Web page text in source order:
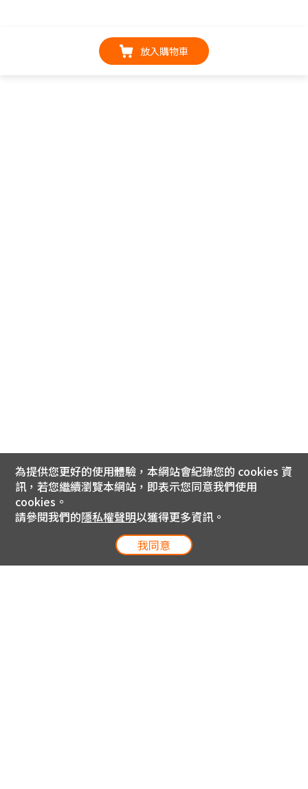
放入購物車
為提供您更好的使用體驗，本網站會紀錄您的 cookies 資
訊，若您繼續瀏覽本網站，即表示您同意我們使用
cookies。
請參閱我們的隱私權聲明以獲得更多資訊。
我同意